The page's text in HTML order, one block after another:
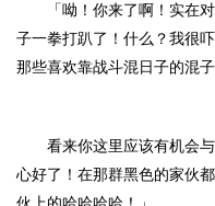
「呦！你来了啊！实在
子一拳打趴了！什么？我很
那些喜欢靠战斗混日子的混
看来你这里应该有机会
心好了！在那群黑色的家伙